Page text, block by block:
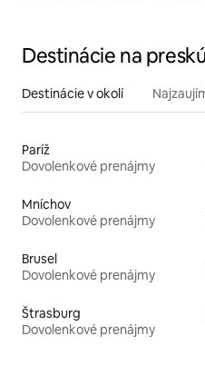
Destinácie na
Destinácie v okolí
Paríž
Dovolenkové prenájmy
Mníchov
Dovolenkové prenájmy
Brusel
Dovolenkové prenájmy
Štrasburg
Dovolenkové prenájmy